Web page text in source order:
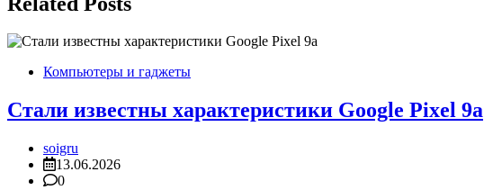
Компьютеры и гаджеты
Стали известны характеристики Google Pixel 9a
soigru
13.06.2026
0